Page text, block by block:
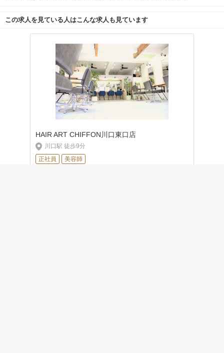
この求人を見ている人はこんな求人も見ています
HAIR ART CHIFFON川口東口店
川口駅 徒歩9分
正社員
美容師